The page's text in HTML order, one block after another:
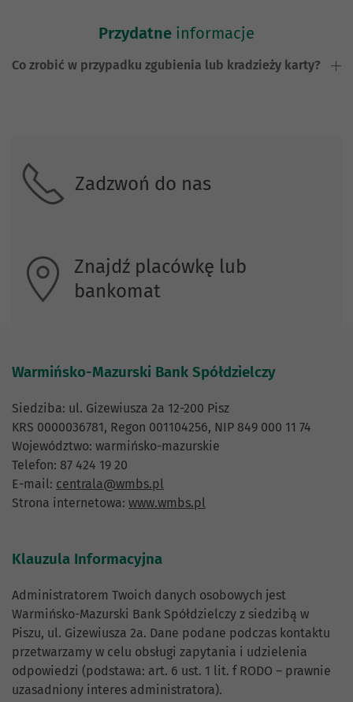
Przydatne informacje
Co zrobić w przypadku zgubienia lub kradzieży karty?
Zadzwoń do nas
Znajdź placówkę lub
bankomat
Warmińsko-Mazurski Bank Spółdzielczy
Siedziba: ul. Gizewiusza 2a 12-200 Pisz
KRS 0000036781, Regon 001104256, NIP 849 000 11 74
Województwo: warmińsko-mazurskie
Telefon: 87 424 19 20
E-mail: centrala@wmbs.pl
Strona internetowa: www.wmbs.pl
Klauzula Informacyjna
Administratorem Twoich danych osobowych jest
Warmińsko-Mazurski Bank Spółdzielczy z siedzibą w
Piszu, ul. Gizewiusza 2a. Dane podane podczas kontaktu
przetwarzamy w celu obsługi zapytania i udzielenia
odpowiedzi (podstawa: art. 6 ust. 1 lit. f RODO – prawnie
uzasadniony interes administratora).